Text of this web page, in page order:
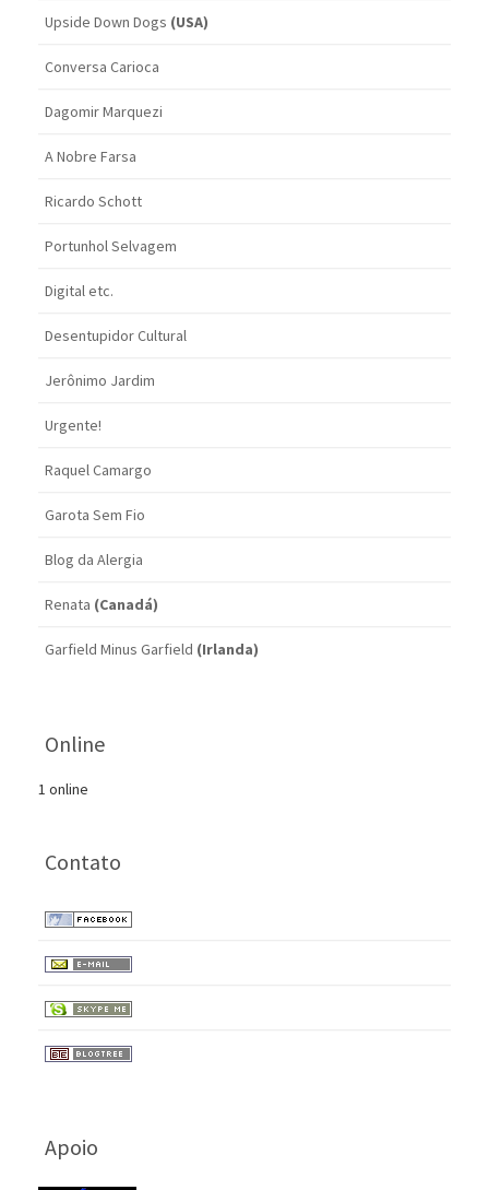
Upside Down Dogs (USA)
Conversa Carioca
Dagomir Marquezi
A Nobre Farsa
Ricardo Schott
Portunhol Selvagem
Digital etc.
Desentupidor Cultural
Jerônimo Jardim
Urgente!
Raquel Camargo
Garota Sem Fio
Blog da Alergia
Renata (Canadá)
Garfield Minus Garfield (Irlanda)
Online
1 online
Contato
Apoio